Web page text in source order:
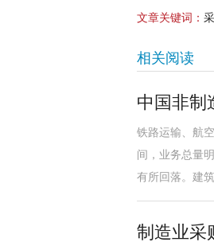
文章关键词：
相关阅读
中国非制
铁路运输、航
间，业务总量
有所回落。建
制造业采